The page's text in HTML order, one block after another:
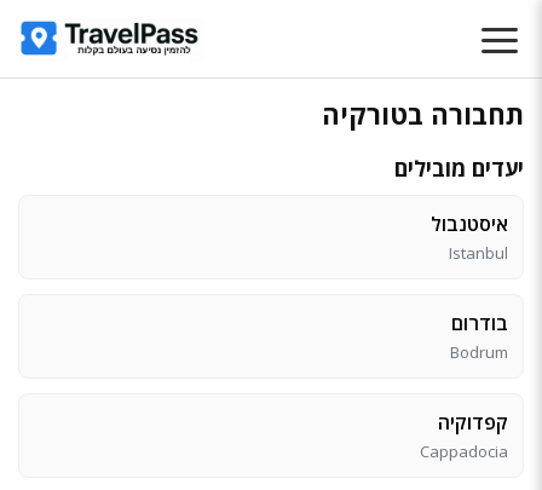
תחבורה בטורקיה
יעדים מובילים
איסטנבול
Istanbul
בודרום
Bodrum
קפדוקיה
Cappadocia